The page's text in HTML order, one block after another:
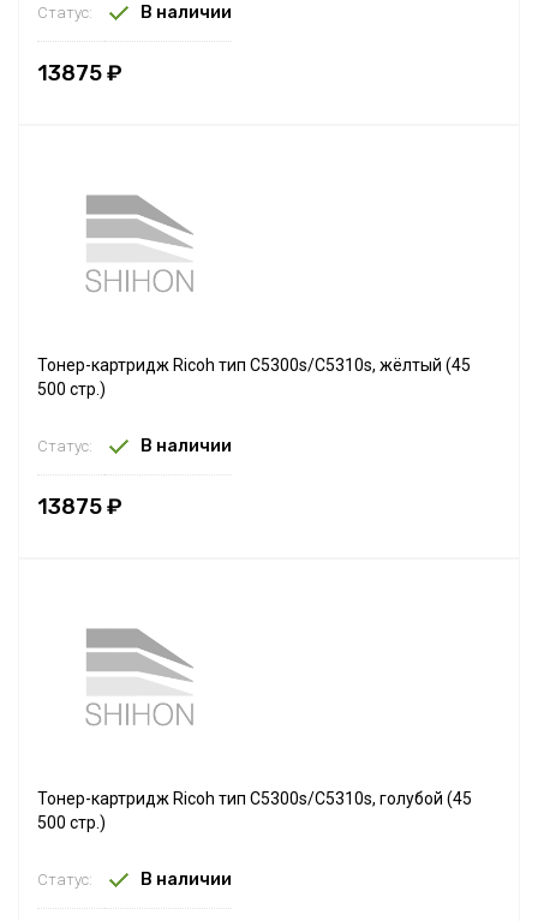
Статус: В наличии
13875 ₽
Тонер-картридж Ricoh тип С5300s/C5310s, жёлтый (45
500 стр.)
Статус: В наличии
13875 ₽
Тонер-картридж Ricoh тип С5300s/C5310s, голубой (45
500 стр.)
Статус: В наличии